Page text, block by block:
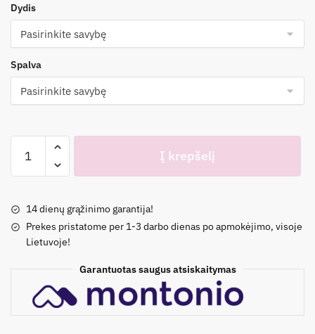
Dydis
Spalva
kiekis:
Džinsiniai
berniukams
|
128-
Į krepšelį
14 dienų grąžinimo garantija!
Prekes pristatome per 1-3 darbo dienas po apmokėjimo, visoje
Lietuvoje!
Garantuotas saugus atsiskaitymas